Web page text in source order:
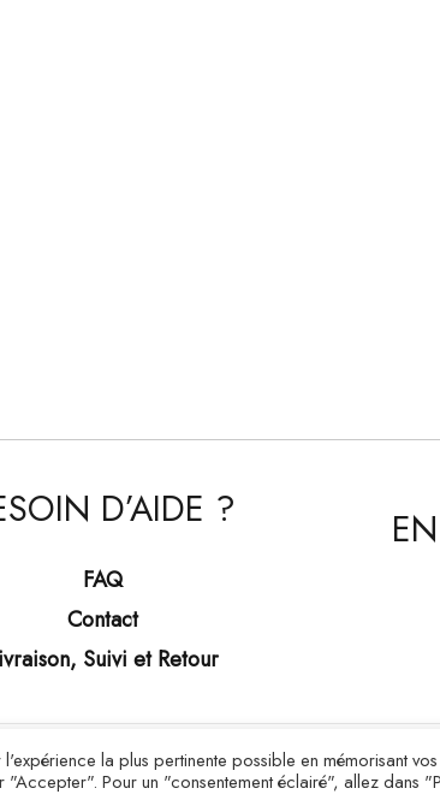
D’AIDE ?
FAQ
Contact
Suivi et Retour
Copyright © 2026 Bijoux
la plus pertinente possible en mémorisant
Pour un "consentement éclairé", allez dans